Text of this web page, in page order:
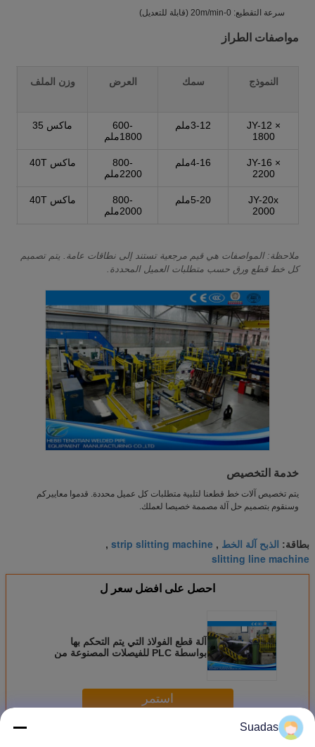
سرعة التقطيع: 0-20m/min (قابلة للتعديل)
مواصفات الطراز
النموذج سمك العرض وزن الملف
JY-12 ×
1800
3-12ملم
600-
1800ملم
ماكس 35
JY-16 ×
2200
4-16ملم
800-
2200ملم
ماكس 40T
JY-20x
2000
5-20ملم
800-
2000ملم
ماكس 40T
ملاحظة: المواصفات هي قيم مرجعية تستند إلى نطاقات عامة. يتم تصميم
كل خط قطع ورق حسب متطلبات العميل المحددة.
خدمة التخصيص
يتم تخصيص آلات خط قطعنا لتلبية متطلبات كل عميل محددة. قدموا معاييركم
وسنقوم بتصميم حل آلة مصممة خصيصا لعملك.
بطاقة: الذبح آلة الخط ,
strip slitting machine
,
slitting line machine
احصل على افضل سعر ل
آلة قطع الفولاذ التي يتم التحكم بها
بواسطة PLC للفيصلات المصنوعة من
استمر
أكثرفولاذيّ يشقّ آلة
Suadas